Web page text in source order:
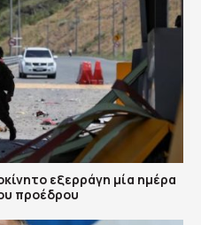
εξερράγη μία ημέρα
προέδρου